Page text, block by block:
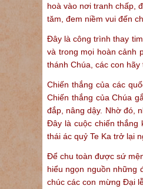
hoà vào nơi tranh chấp,
tăm, đem niềm vui đến
Đây là công trình thay
và trong mọi hoàn cảnh
thánh Chúa, các con hãy
Chiến thắng của các
Chiến thắng của Chúa
đắp, nâng dậy. Nhờ đó,
Đây là cuộc chiến thắng
thái ác quỷ Te Ka trở lại
Để chu toàn được sứ
hiểu ngọn nguồn những
chúc các con mừng Đại